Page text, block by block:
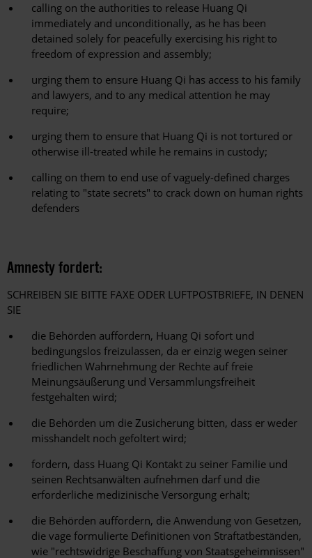
calling on the authorities to release Huang Qi
immediately and unconditionally, as he has been
detained solely for peacefully exercising his right to
freedom of expression and assembly;
urging them to ensure Huang Qi has access to his family
and lawyers, and to any medical attention he may
require;
urging them to ensure that Huang Qi is not tortured or
otherwise ill-treated while he remains in custody;
calling on them to end use of vaguely-defined charges
relating to "state secrets" to crack down on human rights
defenders
Amnesty fordert:
SCHREIBEN SIE BITTE FAXE ODER LUFTPOSTBRIEFE, IN DENEN
SIE
die Behörden auffordern, Huang Qi sofort und
bedingungslos freizulassen, da er einzig wegen seiner
friedlichen Wahrnehmung der Rechte auf freie
Meinungsäußerung und Versammlungsfreiheit
festgehalten wird;
die Behörden um die Zusicherung bitten, dass er weder
misshandelt noch gefoltert wird;
fordern, dass Huang Qi Kontakt zu seiner Familie und
seinen Rechtsanwälten aufnehmen darf und die
erforderliche medizinische Versorgung erhält;
die Behörden auffordern, die Anwendung von Gesetzen,
die vage formulierte Definitionen von Straftatbeständen,
wie "rechtswidrige Beschaffung von Staatsgeheimnissen"